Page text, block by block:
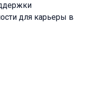
для карьеры в